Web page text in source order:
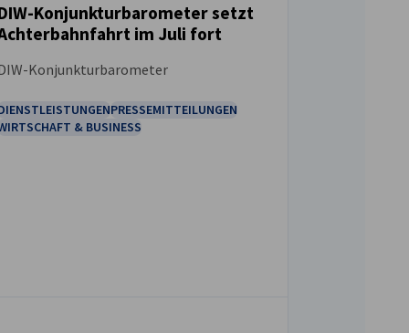
Konjunkturbarometer setzt
im Juli fort
Konjunkturbarometer
PRESSEMITTEILUNGEN
& BUSINESS